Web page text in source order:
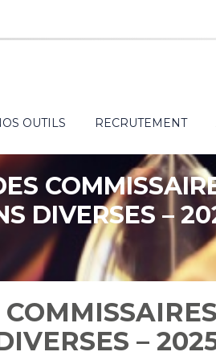
OUTILS RECRUTEMENT
DIVERSES –
–